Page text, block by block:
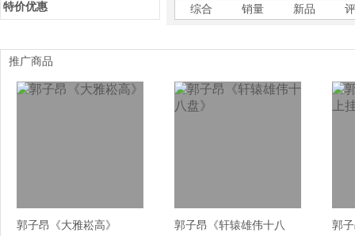
特价优惠 综合 销量 新品
推广商品
郭子昂《大雅崧高》
郭子昂《轩辕雄伟十八
郭